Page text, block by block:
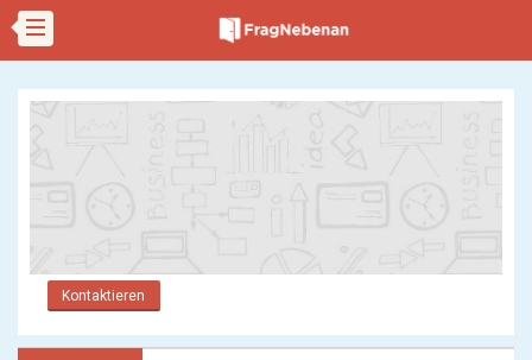
Kontaktieren